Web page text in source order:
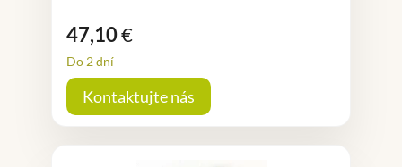
47,10€
Do 2 dní
Kontaktujte nás